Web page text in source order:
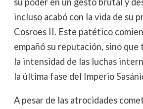
incluso acabó con la vida de su
Cosroes II. Este patético
empañó su reputación, sino
la intensidad de las luchas
la última fase del Imperio
A pesar de las atrocidades